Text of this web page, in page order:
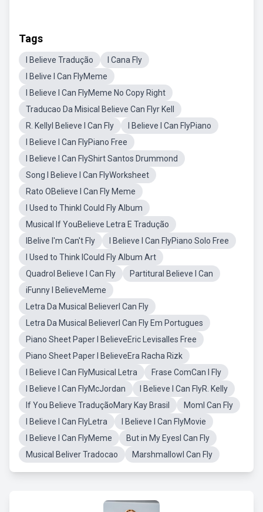
Tags
I Believe Tradução
I Cana Fly
I Belive I Can FlyMeme
I Believe I Can FlyMeme No Copy Right
Traducao Da MisicaI Believe Can Flyr Kell
R. KellyI Believe I Can Fly
I Believe I Can FlyPiano
I Believe I Can FlyPiano Free
I Believe I Can FlyShirt Santos Drummond
Song I Believe I Can FlyWorksheet
Rato OBelieve I Can Fly Meme
I Used to ThinkI Could Fly Album
Musical If YouBelieve Letra E Tradução
IBelive I'm Can't Fly
I Believe I Can FlyPiano Solo Free
I Used to Think ICould Fly Album Art
QuadroI Believe I Can Fly
PartituraI Believe I Can
iFunny I BelieveMeme
Letra Da Musical BelieverI Can Fly
Letra Da Musical BelieverI Can Fly Em Portugues
Piano Sheet Paper I BelieveEric Levisalles Free
Piano Sheet Paper I BelieveEra Racha Rizk
I Believe I Can FlyMusical Letra
Frase ComCan I Fly
I Believe I Can FlyMcJordan
I Believe I Can FlyR. Kelly
If You Believe TraduçãoMary Kay Brasil
MomI Can Fly
I Believe I Can FlyLetra
I Believe I Can FlyMovie
I Believe I Can FlyMeme
But in My EyesI Can Fly
Musical Beliver Tradocao
MarshmallowI Can Fly